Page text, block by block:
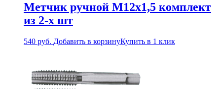
Метчик ручной М12х1,5 комплект
из 2-х шт
540 руб. Добавить в корзинуКупить в 1 клик